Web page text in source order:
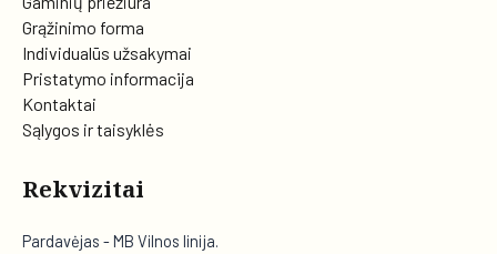
Grąžinimo forma
Individualūs užsakymai
Pristatymo informacija
Kontaktai
Sąlygos ir taisyklės
Rekvizitai
Pardavėjas - MB Vilnos linija.